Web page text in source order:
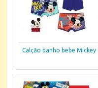
Calção banho bebe Mickey